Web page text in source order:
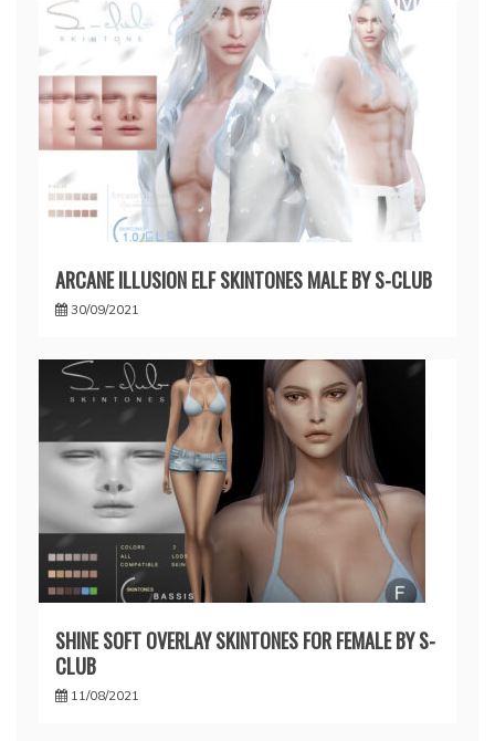
ARCANE ILLUSION ELF SKINTONES MALE BY S-CLUB
30/09/2021
SHINE SOFT OVERLAY SKINTONES FOR FEMALE BY S-
CLUB
11/08/2021